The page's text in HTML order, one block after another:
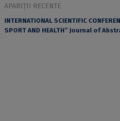
APARIȚII RECENTE
INTERNATIONAL SCIENTIFIC
SPORT AND HEALTH” Journal of